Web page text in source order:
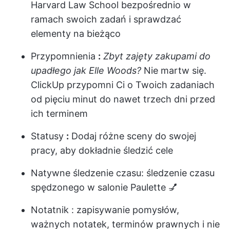
Harvard Law School bezpośrednio w
ramach swoich zadań i sprawdzać
elementy na bieżąco
Przypomnienia : Zbyt zajęty zakupami do
upadłego jak Elle Woods? Nie martw się.
ClickUp przypomni Ci o Twoich zadaniach
od pięciu minut do nawet trzech dni przed
ich terminem
Statusy : Dodaj różne sceny do swojej
pracy, aby dokładnie śledzić cele
Natywne śledzenie czasu: śledzenie czasu
spędzonego w salonie Paulette 💅
Notatnik : zapisywanie pomysłów,
ważnych notatek, terminów prawnych i nie